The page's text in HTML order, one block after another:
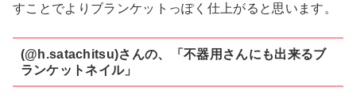
すことでよりブランケットっぽく仕上がると思います。
(@h.satachitsu)さんの、「不器用さんにも出来るブ
ランケットネイル」